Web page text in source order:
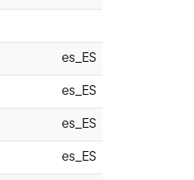
es_ES
es_ES
es_ES
es_ES